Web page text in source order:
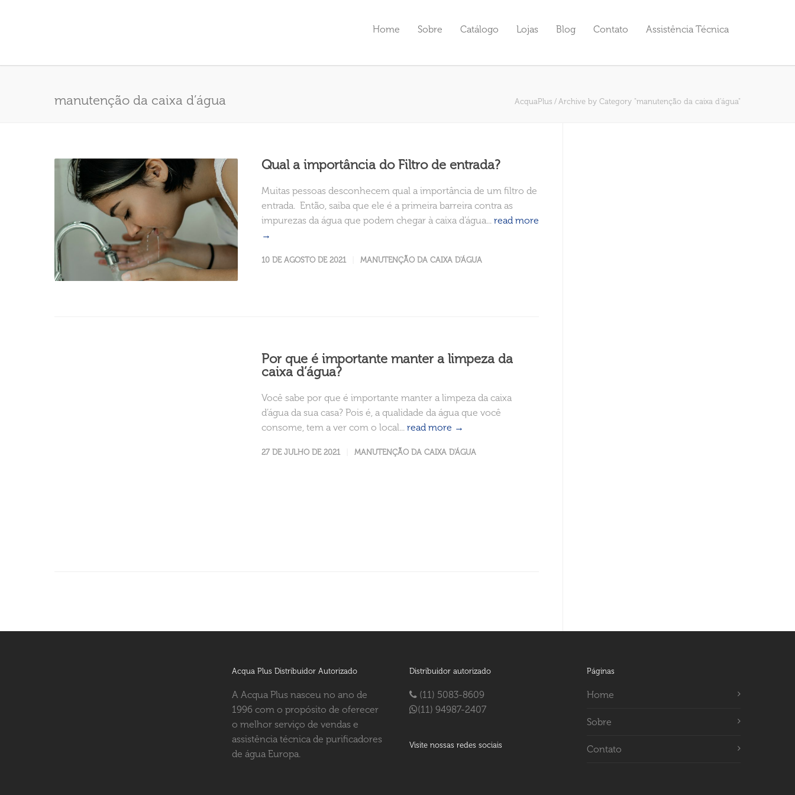
Home Sobre Catálogo Lojas Blog Contato Assistência Técnica
manutenção da caixa d’água AcquaPlus / Archive by Category "manutenção da caixa d’água"
Qual a importância do Filtro de entrada?
Muitas pessoas desconhecem qual a importância de um filtro de
entrada. Então, saiba que ele é a primeira barreira contra as
impurezas da água que podem chegar à caixa d’água... read more
→
10 DE AGOSTO DE 2021 MANUTENÇÃO DA CAIXA D'ÁGUA
Por que é importante manter a limpeza da
caixa d’água?
Você sabe por que é importante manter a limpeza da caixa
d’água da sua casa? Pois é, a qualidade da água que você
consome, tem a ver com o local... read more →
27 DE JULHO DE 2021 MANUTENÇÃO DA CAIXA D'ÁGUA
Acqua Plus Distribuidor Autorizado
A Acqua Plus nasceu no ano de
1996 com o propósito de oferecer
o melhor serviço de vendas e
assistência técnica de purificadores
de água Europa.
Distribuidor autorizado
(11) 5083-8609
(11) 94987-2407
Visite nossas redes sociais
Páginas
Home
Sobre
Contato